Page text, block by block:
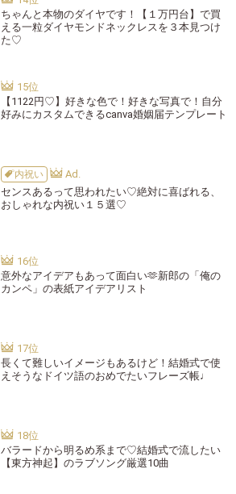
ちゃんと本物のダイヤです！【１万円台】で買
える一粒ダイヤモンドネックレスを３本見つけ
た♡
【1122円♡】好きな色で！好きな写真で！自分
好みにカスタムできるcanva婚姻届テンプレート
内祝い
センスあるって思われたい♡絶対に喜ばれる、
おしゃれな内祝い１５選♡
意外なアイデアもあって面白い🫶新郎の「俺の
カンペ」の表紙アイデアリスト
長くて難しいイメージもあるけど！結婚式で使
えそうなドイツ語のおめでたいフレーズ帳♩
バラードから明るめ系まで♡結婚式で流したい
【東方神起】のラブソング厳選10曲